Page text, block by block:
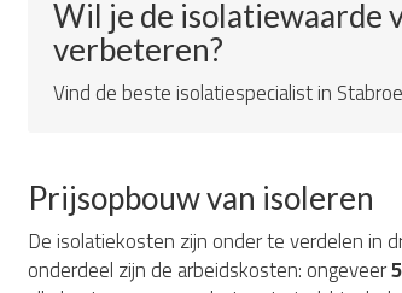
Wil je de isolatiewaarde
verbeteren?
Vind de beste isolatiespecialist in
Prijsopbouw van isoleren
De isolatiekosten zijn onder te verdelen in
onderdeel zijn de arbeidskosten: ongeveer